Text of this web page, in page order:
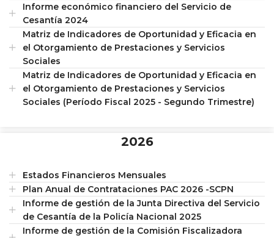
Informe económico financiero del Servicio de
Cesantía 2024
Matriz de Indicadores de Oportunidad y Eficacia en
el Otorgamiento de Prestaciones y Servicios
Sociales
Matriz de Indicadores de Oportunidad y Eficacia en
el Otorgamiento de Prestaciones y Servicios
Sociales (Período Fiscal 2025 - Segundo Trimestre)
2026
Estados Financieros Mensuales
Plan Anual de Contrataciones PAC 2026 -SCPN
Informe de gestión de la Junta Directiva del Servicio
de Cesantía de la Policía Nacional 2025
Informe de gestión de la Comisión Fiscalizadora